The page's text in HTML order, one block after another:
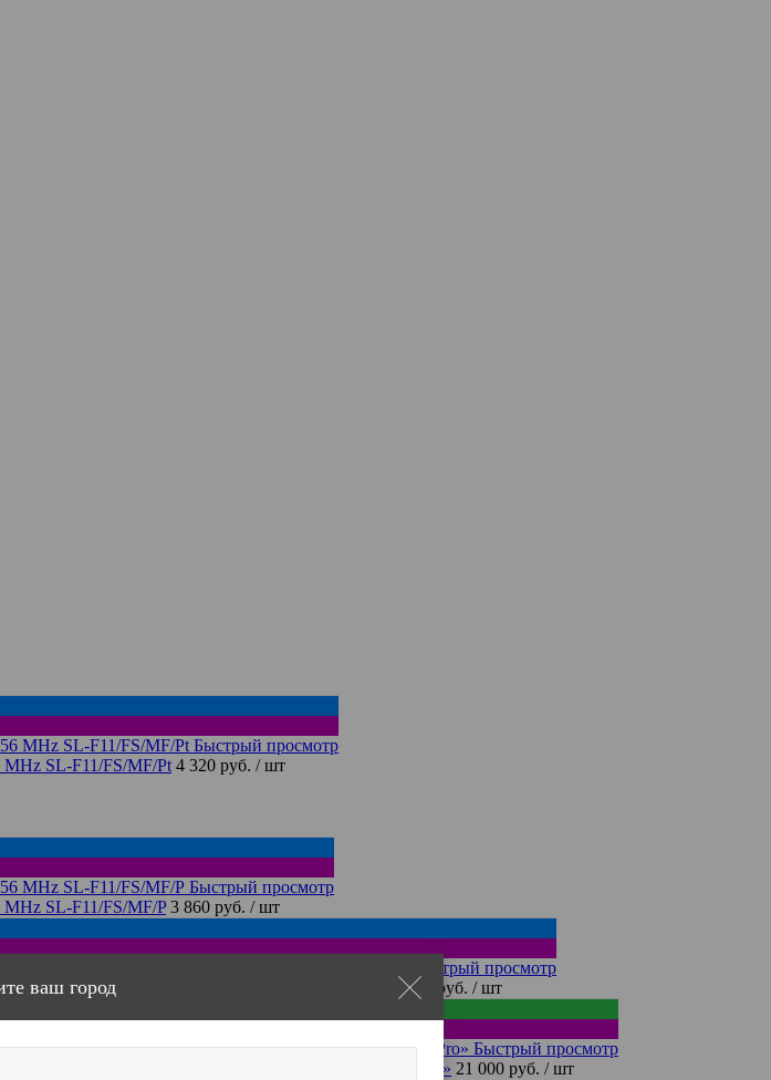
ваш город
Быстрый просмотр
SL-F11/FS/MF/Pt 4 320 руб. / шт
Быстрый просмотр
SL-F11/FS/MF/P 3 860 руб. / шт
Быстрый просмотр
с антивандальным корпусом SL-F33/FS/MF/P
3 900 руб. / шт
Быстрый просмотр
Программное обеспечение «OZLocks Hotelier Pro» 21 000 руб. / шт